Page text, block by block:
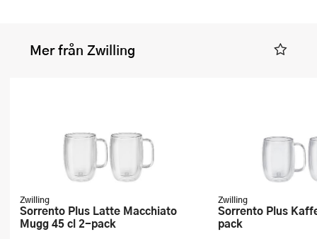
Mer från Zwilling
Zwilling
Sorrento Plus Latte Macchiato
Mugg 45 cl 2-pack
Zwilling
Sorrento Plus Kaffemugg 35 cl 2-
pack